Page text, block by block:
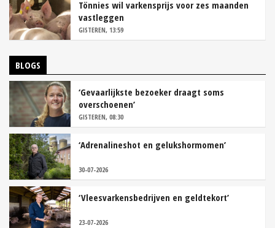
Tönnies wil varkensprijs voor zes maanden
vastleggen
GISTEREN, 13:59
BLOGS
‘Gevaarlijkste bezoeker draagt soms
overschoenen’
GISTEREN, 08:30
‘Adrenalineshot en gelukshormomen’
30-07-2026
‘Vleesvarkensbedrijven en geldtekort’
23-07-2026